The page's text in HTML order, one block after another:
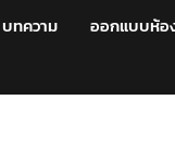
บทความ
ออกแบบห้อ